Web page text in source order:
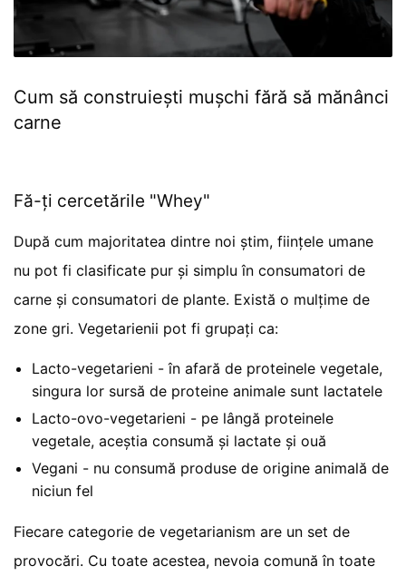
Cum să construiești mușchi fără să mănânci
carne
Fă-ți cercetările "Whey"
După cum majoritatea dintre noi știm, ființele umane
nu pot fi clasificate pur și simplu în consumatori de
carne și consumatori de plante. Există o mulțime de
zone gri. Vegetarienii pot fi grupați ca:
Lacto-vegetarieni - în afară de proteinele vegetale,
singura lor sursă de proteine animale sunt lactatele
Lacto-ovo-vegetarieni - pe lângă proteinele
vegetale, aceștia consumă și lactate și ouă
Vegani - nu consumă produse de origine animală de
niciun fel
Fiecare categorie de vegetarianism are un set de
provocări. Cu toate acestea, nevoia comună în toate